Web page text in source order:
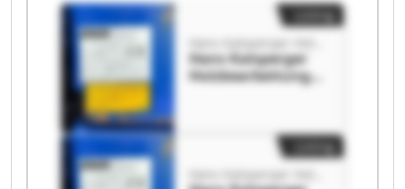
Hans Kalsperger
Holzbearbeitungs
maschinen Hans
Holzbearbeitungs